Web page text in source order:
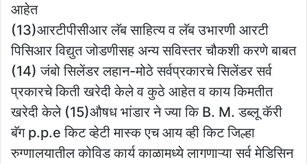
आहेत
(13)आरटीपीसीआर लॅब साहित्य व लॅब उभारणी आरटी
पिसिआर विद्युत जोडणीसह अन्य सविस्तर चौकशी करणे बाबत
(14) जंबो सिलेंडर लहान-मोठे सर्वप्रकारचे सिलेंडर सर्व
प्रकारचे किती खरेदी केले व कुठे आहेत व काय किमतीत
खरेदी केले (15)औषध भांडार ने ज्या कि B. M. डब्लू कॅरी
बॅग p.p.e किट व्हेटी मास्क एच आय व्ही किट जिल्हा
रुग्णालयातील कोविड कार्य काळामध्ये लागणाऱ्या सर्व मेडिसिन